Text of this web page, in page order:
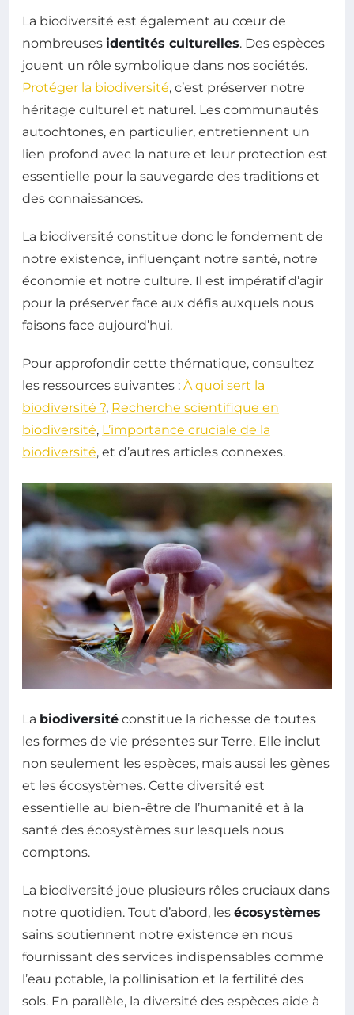
La biodiversité est également au cœur de
nombreuses identités culturelles. Des espèces
jouent un rôle symbolique dans nos sociétés.
Protéger la biodiversité, c’est préserver notre
héritage culturel et naturel. Les communautés
autochtones, en particulier, entretiennent un
lien profond avec la nature et leur protection est
essentielle pour la sauvegarde des traditions et
des connaissances.
La biodiversité constitue donc le fondement de
notre existence, influençant notre santé, notre
économie et notre culture. Il est impératif d’agir
pour la préserver face aux défis auxquels nous
faisons face aujourd’hui.
Pour approfondir cette thématique, consultez
les ressources suivantes : À quoi sert la
biodiversité ?, Recherche scientifique en
biodiversité, L’importance cruciale de la
biodiversité, et d’autres articles connexes.
La biodiversité constitue la richesse de toutes
les formes de vie présentes sur Terre. Elle inclut
non seulement les espèces, mais aussi les gènes
et les écosystèmes. Cette diversité est
essentielle au bien-être de l’humanité et à la
santé des écosystèmes sur lesquels nous
comptons.
La biodiversité joue plusieurs rôles cruciaux dans
notre quotidien. Tout d’abord, les écosystèmes
sains soutiennent notre existence en nous
fournissant des services indispensables comme
l’eau potable, la pollinisation et la fertilité des
sols. En parallèle, la diversité des espèces aide à